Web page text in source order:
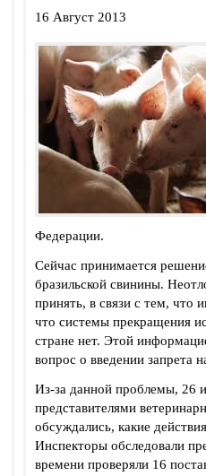
16 Август 2013
Федерации.
Сейчас принимается
бразильской свинины.
принять, в связи с тем, что
что системы прекращения
стране нет. Этой
вопрос о введении запрета
Из-за данной проблемы, 26
представителями
обсуждались, какие
Инспекторы обследовали
времени проверяли 16